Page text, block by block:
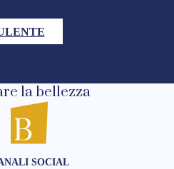
la bellezza
SOCIAL